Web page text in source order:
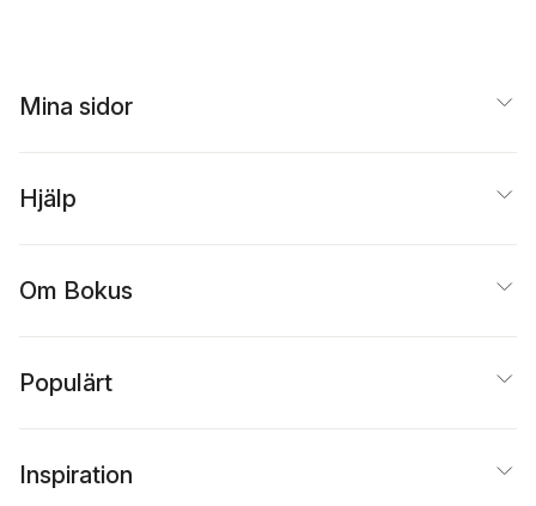
Mina sidor
Hjälp
Om Bokus
Populärt
Inspiration